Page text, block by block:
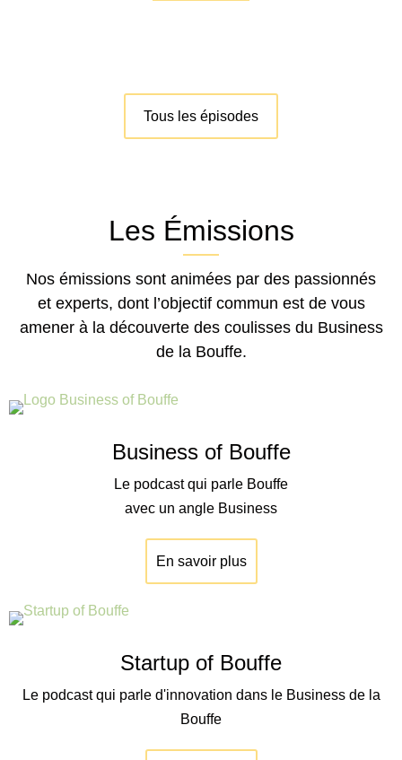
Tous les épisodes
Les Émissions
Nos émissions sont animées par des passionnés
et experts, dont l’objectif commun est de vous
amener à la découverte des coulisses du Business
de la Bouffe.
Business of Bouffe
Le podcast qui parle Bouffe
avec un angle Business
En savoir plus
Startup of Bouffe
Le podcast qui parle d'innovation dans le Business de la
Bouffe